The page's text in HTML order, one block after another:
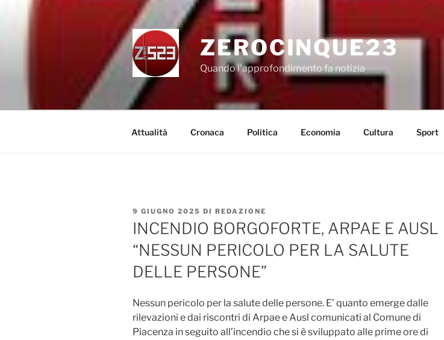
ZEROCINQUE23
Quando l'approfondimento fa notizia
Attualità Cronaca Politica Economia Cultura Sport
PUBBLICATO
IL
9 GIUGNO 2025 DI REDAZIONE
INCENDIO BORGOFORTE, ARPAE E AUSL
“NESSUN PERICOLO PER LA SALUTE
DELLE PERSONE”
Nessun pericolo per la salute delle persone. E’ quanto emerge dalle
rilevazioni e dai riscontri di Arpae e Ausl comunicati al Comune di
Piacenza in seguito all’incendio che si è sviluppato alle prime ore di